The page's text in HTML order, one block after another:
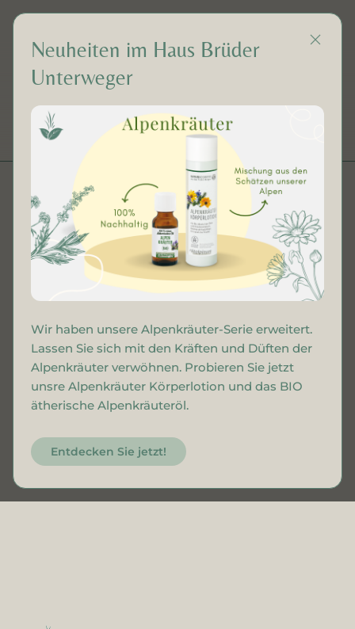
Alpenkräuter Balsam
Neuheiten im Haus Brüder
Unterweger
Wir haben unsere Alpenkräuter-Serie erweitert.
Lassen Sie sich mit den Kräften und Düften der
Alpenkräuter verwöhnen. Probieren Sie jetzt
unsre Alpenkräuter Körperlotion und das BIO
ätherische Alpenkräuteröl.
Entdecken Sie jetzt!